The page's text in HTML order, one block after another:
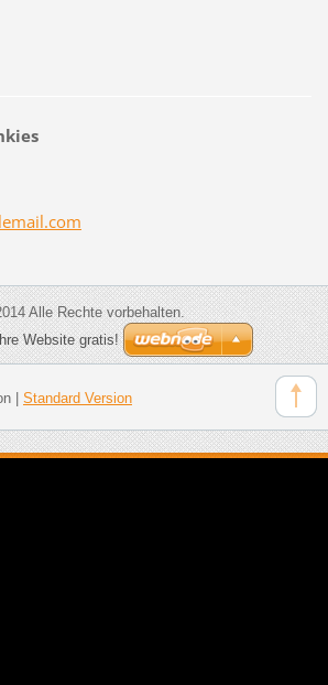
email.com
Alle Rechte vorbehalten.
Website gratis!
| Standard Version